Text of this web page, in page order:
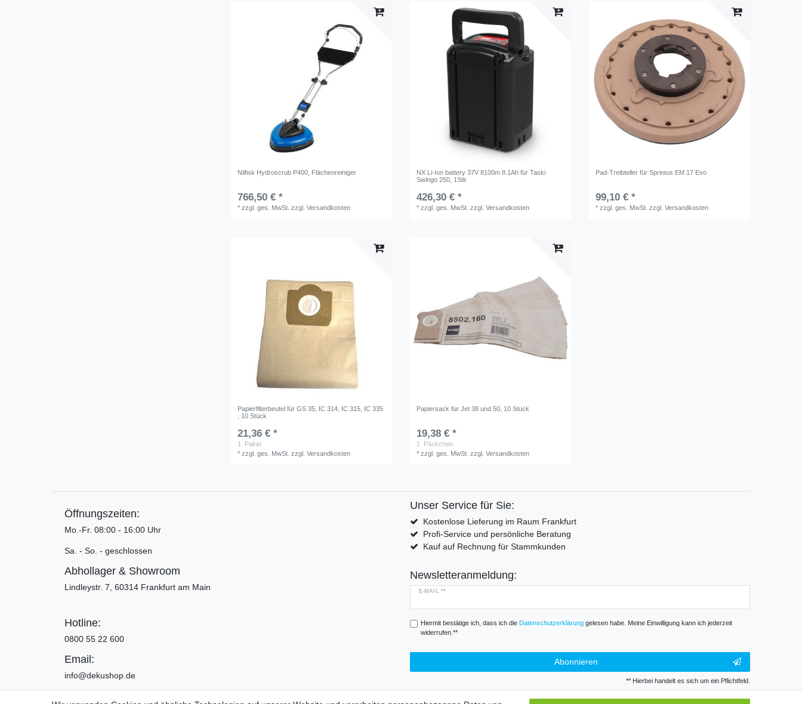
Nilfisk Hydroscrub P400, Flächenreiniger
766,50 € *
*zzgl. ges. MwSt. zzgl.Versandkosten
NX Li-Ion battery 37V 8100m 8.1Ah für Taski
Swingo 250, 1Stk
426,30 € *
*zzgl. ges. MwSt. zzgl.Versandkosten
Pad-Treibteller für Sprintus EM 17 Evo
99,10 € *
*zzgl. ges. MwSt. zzgl.Versandkosten
Papierfilterbeutel für GS 35, IC 314, IC 315, IC 335
, 10 Stück
21,36 € *
1
Paket
*zzgl. ges. MwSt. zzgl.Versandkosten
Papiersack für Jet 38 und 50, 10 Stück
19,38 € *
1
Päckchen
*zzgl. ges. MwSt. zzgl.Versandkosten
Öffnungszeiten:
Mo.-Fr. 08:00 - 16:00 Uhr
Sa. - So. - geschlossen
Abhollager & Showroom
Lindleystr. 7, 60314 Frankfurt am Main
Hotline:
0800 55 22 600
Email:
info@dekushop.de
Unser Service für Sie:
Kostenlose Lieferung im Raum Frankfurt
Profi-Service und persönliche Beratung
Kauf auf Rechnung für Stammkunden
Newsletteranmeldung:
E-MAIL **
Hiermit bestätige ich, dass ich die Daten­schutz­erklärunggelesen habe. Meine Einwilligung kann ich jederzeit
widerrufen.**
Abonnieren
** Hierbei handelt es sich um ein Pflichtfeld.